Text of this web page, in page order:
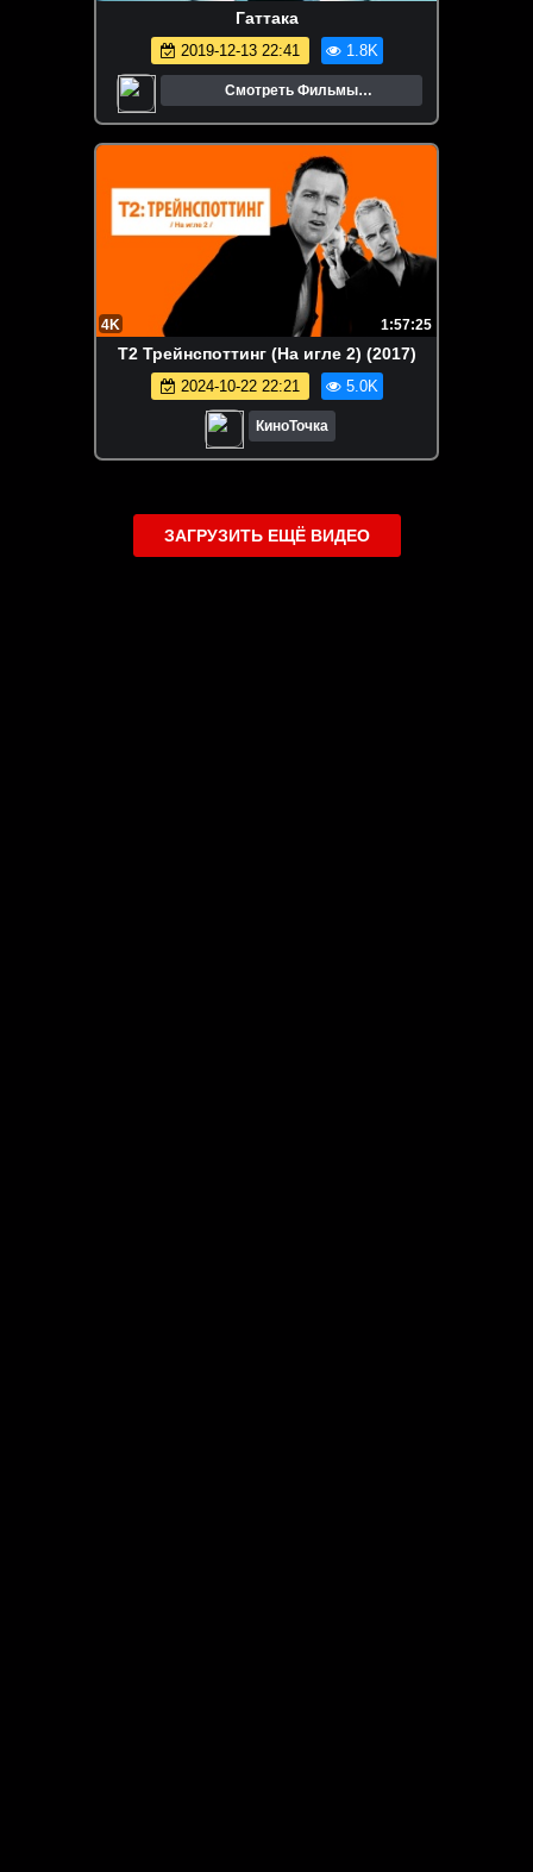
Гаттака
2019-12-13 22:41 1.8K
Смотреть Фильмы
4K 1:57:25
Т2 Трейнспоттинг (На игле 2) (2017)
2024-10-22 22:21 5.0K
КиноТочка
ЗАГРУЗИТЬ ЕЩЁ ВИДЕО